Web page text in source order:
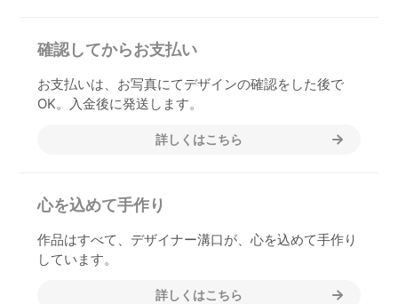
確認してからお支払い
お支払いは、お写真にてデザインの確認をした後で
OK。入金後に発送します。
詳しくはこちら
心を込めて手作り
作品はすべて、デザイナー溝口が、心を込めて手作り
しています。
詳しくはこちら